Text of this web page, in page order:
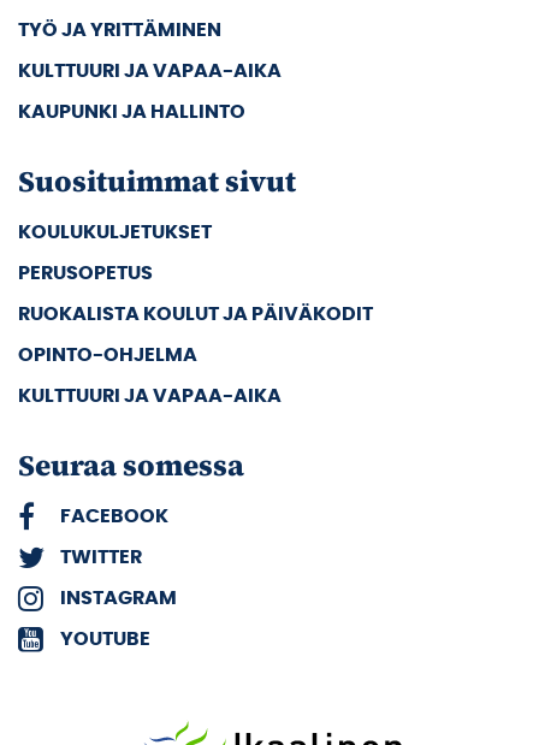
TYÖ JA YRITTÄMINEN
KULTTUURI JA VAPAA-AIKA
KAUPUNKI JA HALLINTO
Suosituimmat sivut
KOULUKULJETUKSET
PERUSOPETUS
RUOKALISTA KOULUT JA PÄIVÄKODIT
OPINTO-OHJELMA
KULTTUURI JA VAPAA-AIKA
Seuraa somessa
FACEBOOK
TWITTER
INSTAGRAM
YOUTUBE